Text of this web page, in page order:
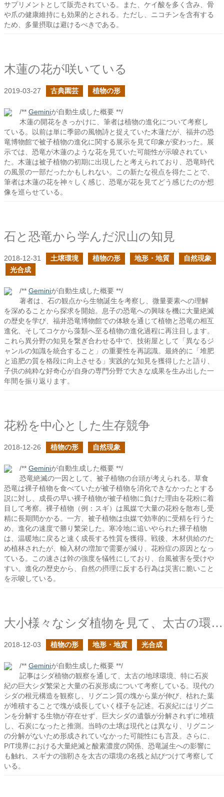
サプリメントとして販売されている。また、ケイ酸を多く含み、骨
や爪の健康維持にも効果的とされる。ただし、ニコチンを含有する
ため、多量摂取は避けるべきである。
木蓮の花が咲いている
2019-03-27 古典園芸 植物の形
/** Geminiが自動生成した概要 **/
木蓮の開花をきっかけに、筆者は植物の進化について考察し
ている。以前は単に季節の風物詩と捉えていた木蓮だが、福井の恐
竜博物館で被子植物の進化に関する展示を見て印象が変わった。展
示では、恐竜が木蓮のような花を見ていた可能性が示唆されてい
た。木蓮は被子植物の初期に出現したと考えられており、恐竜時代
の風景の一部だったかもしれない。この新たな視点を得たことで、
筆者は木蓮の花を神々しく感じ、恐竜が花を見てどう感じたのか想
像を巡らせている。
石と恐竜から学んだ沢山の知見
2018-12-31 土壌環境 植物の形 地形・地質
自然現象
光合成
/** Geminiが自動生成した概要 **/
著者は、石の観点から生物誕生を考察し、微量要素への理解
を深めることから探求を開始。息子の恐竜への興味を機に大量絶滅
の歴史を学び、福井恐竜博物館での体験を通じて植物と恐竜の相互
進化、そしてコケから藻類へ至る植物の進化過程に再注目します。
これら異分野の知見を繋ぎ合わせる中で、技術屋として「異なるジ
ャンルの知識を統合すること」の重要性を再認識。最終的に「堆肥
と追肥の質を格段に向上させる」実践的な知見を獲得したと語り、
子供の純粋な好奇心が自身の専門分野で大きな成果を生み出した一
年間を振り返ります。
花粉を中心とした生存競争
2018-12-26 植物の形 自然現象
/** Geminiが自動生成した概要 **/
恐竜絶滅の一因として、被子植物の台頭が考えられる。草食
恐竜は裸子植物を食べていたが被子植物を消化できなかったとする
説に対し、成長の早い裸子植物が被子植物に負けた理由を花粉に着
目して考察。裸子植物（例：スギ）は風媒で大量の花粉を散布し受
精に長期間かかる。一方、被子植物は虫媒で効率的に受精を行うた
め、進化の速度で勝り繁栄した。寒冷地に追いやられた裸子植物
は、温暖地に戻ると速く成長する性質を獲得。戦後、木材供給のた
め植林されたが、輸入材の増加で需要が減り、花粉症の原因となっ
ている。この速さは幹の強度を犠牲にしており、台風被害を受けや
すい。進化の歴史から、自然の摂理に反する行為は災害に脆いこと
を示唆している。
大小様々なシダ植物を見て、太古の環境に思いを馳せる
2018-12-03 植物の形 地形・地質 光合成
/** Geminiが自動生成した概要 **/
記事はシダ植物の観察を通して、太古の地球環境、特に石炭
紀の巨大シダ繁栄と大量の石炭形成について考察している。現代の
シダの根元構造を観察し、リグニン質の塊から葉が伸び、枯れた葉
が堆積することで塊が成長していく様子を記述。石炭紀にはリグニ
ンを分解する生物が存在せず、巨大シダの遺骸が分解されずに堆積
し、石炭になったと推測。当時の土壌は現代とは異なり、リグニン
の分解がないため形成されていなかった可能性にも言及。さらに、
P/T境界における大量絶滅と酸素濃度の関係、恐竜誕生への影響に
も触れ、スギナの強靭さを太古の環境の名残と結びつけて考察して
いる。